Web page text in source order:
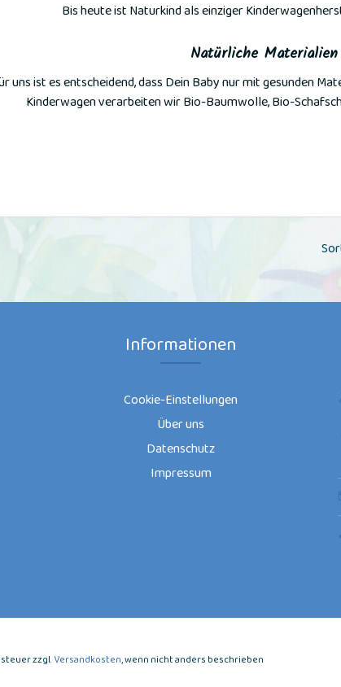
Bis heute ist Naturkind als einziger
Natürliche Materialien
uns ist es entscheidend, dass Dein Baby nur mit gesunden
Kinderwagen verarbeiten wir Bio-Baumwolle, Bio-
Informationen
Cookie-Einstellungen
Über uns
Datenschutz
Impressum
zzgl. Versandkosten, wenn nicht anders beschrieben